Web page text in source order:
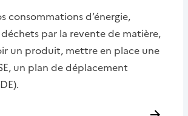
consommations d’énergie,
par la revente de matière,
un produit, mettre en place une
un plan de déplacement